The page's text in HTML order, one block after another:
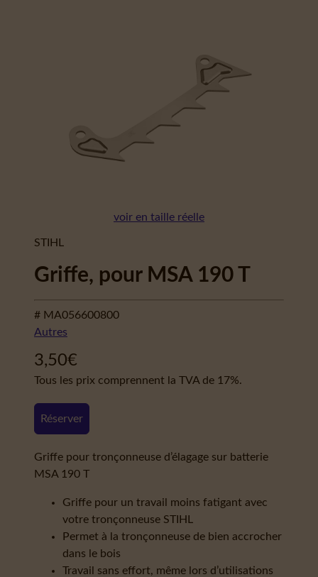
voir en taille réelle
STIHL
Griffe, pour MSA 190 T
# MA056600800
Autres
3,50€
Tous les prix comprennent la TVA de 17%.
Réserver
Griffe pour tronçonneuse d’élagage sur batterie
MSA 190 T
Griffe pour un travail moins fatigant avec
votre tronçonneuse STIHL
Permet à la tronçonneuse de bien accrocher
dans le bois
Travail sans effort, même lors d’utilisations